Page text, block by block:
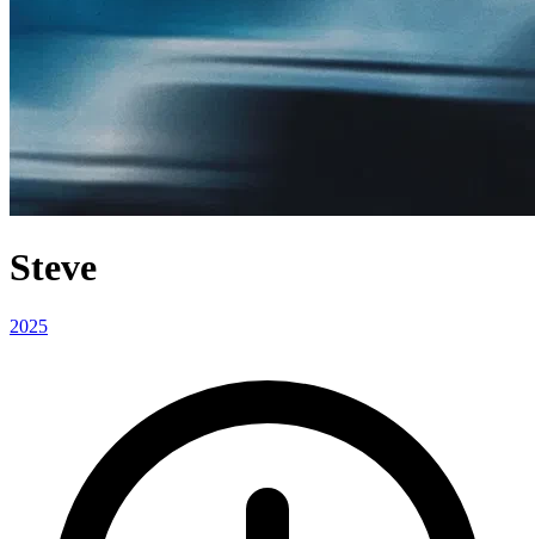
Steve
2025